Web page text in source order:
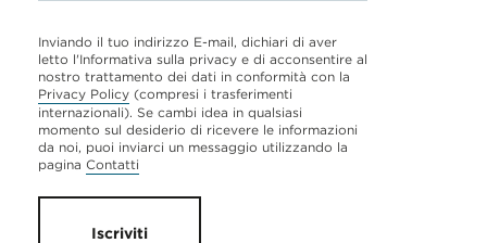
Inviando il tuo indirizzo E-mail, dichiari di aver
letto l'Informativa sulla privacy e di acconsentire al
nostro trattamento dei dati in conformità con la
Privacy Policy (compresi i trasferimenti
internazionali). Se cambi idea in qualsiasi
momento sul desiderio di ricevere le informazioni
da noi, puoi inviarci un messaggio utilizzando la
pagina Contatti
Iscriviti